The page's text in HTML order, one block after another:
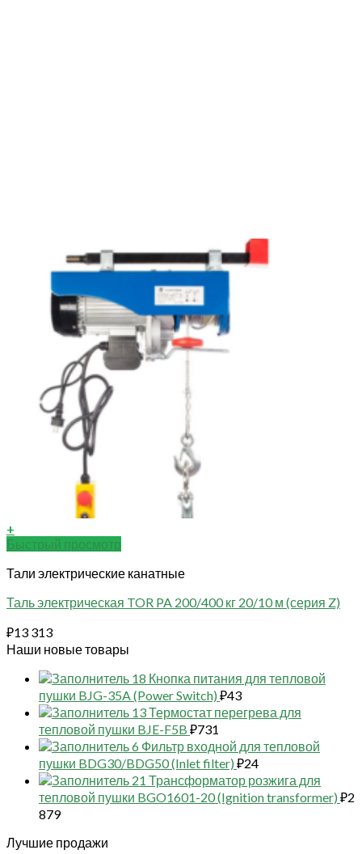
+
Быстрый просмотр
Тали электрические канатные
Таль электрическая TOR PA 200/400 кг 20/10 м (серия Z)
₽13 313
Наши новые товары
18 Кнопка питания для тепловой
пушки BJG-35A (Power Switch) ₽43
13 Термостат перегрева для
тепловой пушки BJE-F5B ₽731
6 Фильтр входной для тепловой
пушки BDG30/BDG50 (Inlet filter) ₽24
21 Трансформатор розжига для
тепловой пушки BGO1601-20 (Ignition transformer) ₽2
879
Лучшие продажи